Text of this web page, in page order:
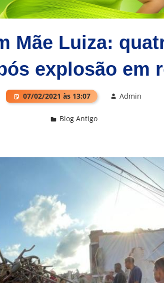
Mãe Luiza:
explosão em
07/02/2021 às 13:07
Blog Antigo